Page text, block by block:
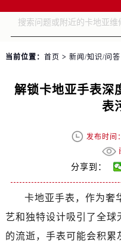
当前位置： 首页 > 新闻/知识/问答
解锁卡地亚手表深
表
发布时间
分享到：
卡地亚手表，作为奢
艺和独特设计吸引了全球
的流逝，手表可能会积累